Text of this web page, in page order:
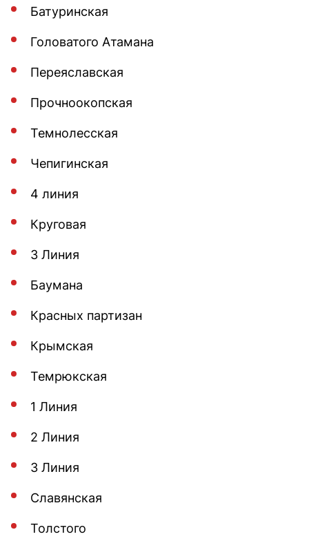
Батуринская
Головатого Атамана
Переяславская
Прочноокопская
Темнолесская
Чепигинская
4 линия
Круговая
3 Линия
Баумана
Красных партизан
Крымская
Темрюкская
1 Линия
2 Линия
3 Линия
Славянская
Толстого